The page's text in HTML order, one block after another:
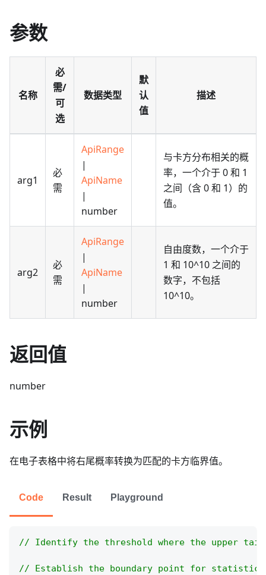
参数
名称
必
需/
可
选
数据类型
默
认
值
描述
arg1
必
需
ApiRange
|
ApiName
|
number
与卡方分布相关的概
率，一个介于 0 和 1
之间（含 0 和 1）的
值。
arg2
必
需
ApiRange
|
ApiName
|
number
自由度数，一个介于
1 和 10^10 之间的
数字，不包括
10^10。
返回值
number
示例
在电子表格中将右尾概率转换为匹配的卡方临界值。
Code Result Playground
// Identify the threshold where the upper
// Establish the boundary point for